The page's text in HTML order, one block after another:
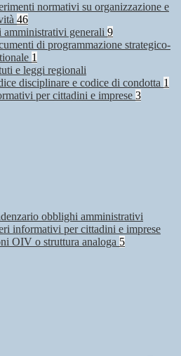
normativi su organizzazione e
46
amministrativi generali 9
di programmazione strategico-
1
e leggi regionali
disciplinare e codice di condotta 1
per cittadini e imprese 3
obblighi amministrativi
informativi per cittadini e imprese
OIV o struttura analoga 5